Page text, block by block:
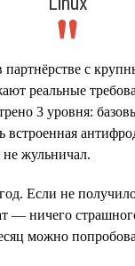
партнёрстве с
реальные
3 уровня:
жульничал.
год. Если не
— ничего
можно